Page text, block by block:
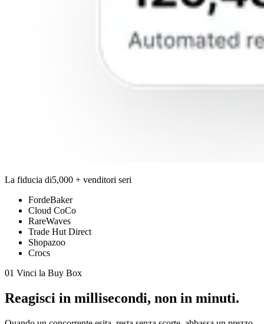
La fiducia di5,000 + venditori seri
FordeBaker
Cloud CoCo
RareWaves
Trade Hut Direct
Shopazoo
Crocs
01 Vinci la Buy Box
Reagisci in millisecondi, non in minuti.